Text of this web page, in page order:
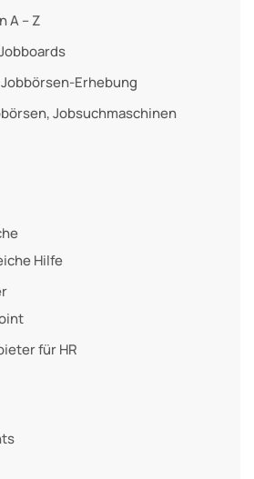
A – Z
Erhebung
Jobsuchmaschinen
Hilfe
für HR